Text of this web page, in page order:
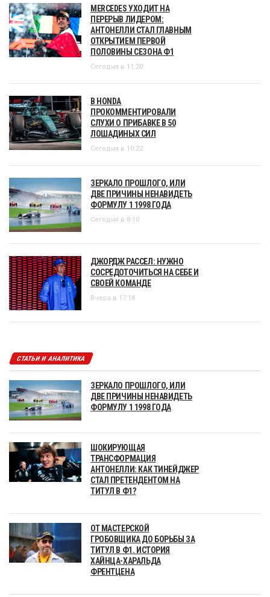
MERCEDES УХОДИТ НА
ПЕРЕРЫВ ЛИДЕРОМ:
АНТОНЕЛЛИ СТАЛ ГЛАВНЫМ
ОТКРЫТИЕМ ПЕРВОЙ
ПОЛОВИНЫ СЕЗОНА Ф1
Сегодня в 11:20
В HONDA
ПРОКОММЕНТИРОВАЛИ
СЛУХИ О ПРИБАВКЕ В 50
ЛОШАДИНЫХ СИЛ
Сегодня в 10:22
ЗЕРКАЛО ПРОШЛОГО, ИЛИ
ДВЕ ПРИЧИНЫ НЕНАВИДЕТЬ
ФОРМУЛУ 1 1998 ГОДА
Сегодня в 8:10
ДЖОРДЖ РАССЕЛ: НУЖНО
СОСРЕДОТОЧИТЬСЯ НА СЕБЕ И
СВОЕЙ КОМАНДЕ
Вчера в 17:18
СТАТЬИ И АНАЛИТИКА
ЗЕРКАЛО ПРОШЛОГО, ИЛИ
ДВЕ ПРИЧИНЫ НЕНАВИДЕТЬ
ФОРМУЛУ 1 1998 ГОДА
ШОКИРУЮЩАЯ
ТРАНСФОРМАЦИЯ
АНТОНЕЛЛИ: КАК ТИНЕЙДЖЕР
СТАЛ ПРЕТЕНДЕНТОМ НА
ТИТУЛ В Ф1?
ОТ МАСТЕРСКОЙ
ГРОБОВЩИКА ДО БОРЬБЫ ЗА
ТИТУЛ В Ф1. ИСТОРИЯ
ХАЙНЦА-ХАРАЛЬДА
ФРЕНТЦЕНА